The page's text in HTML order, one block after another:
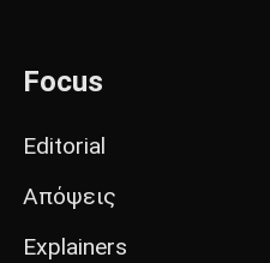
Focus
Editorial
Απόψεις
Explainers